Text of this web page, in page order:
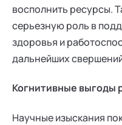
восполнить ресурсы.
серьезную роль в
здоровья и
дальнейших
Когнитивные выгоды
Научные изыскания